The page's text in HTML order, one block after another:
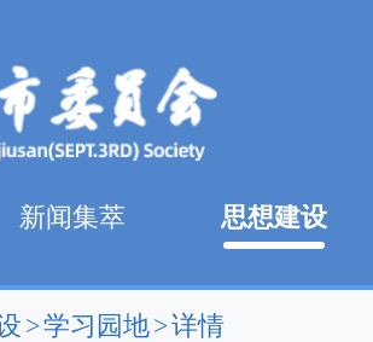
新闻集萃 思想建设
>学习园地>详情